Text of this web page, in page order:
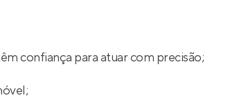
confiança para atuar com precisão;